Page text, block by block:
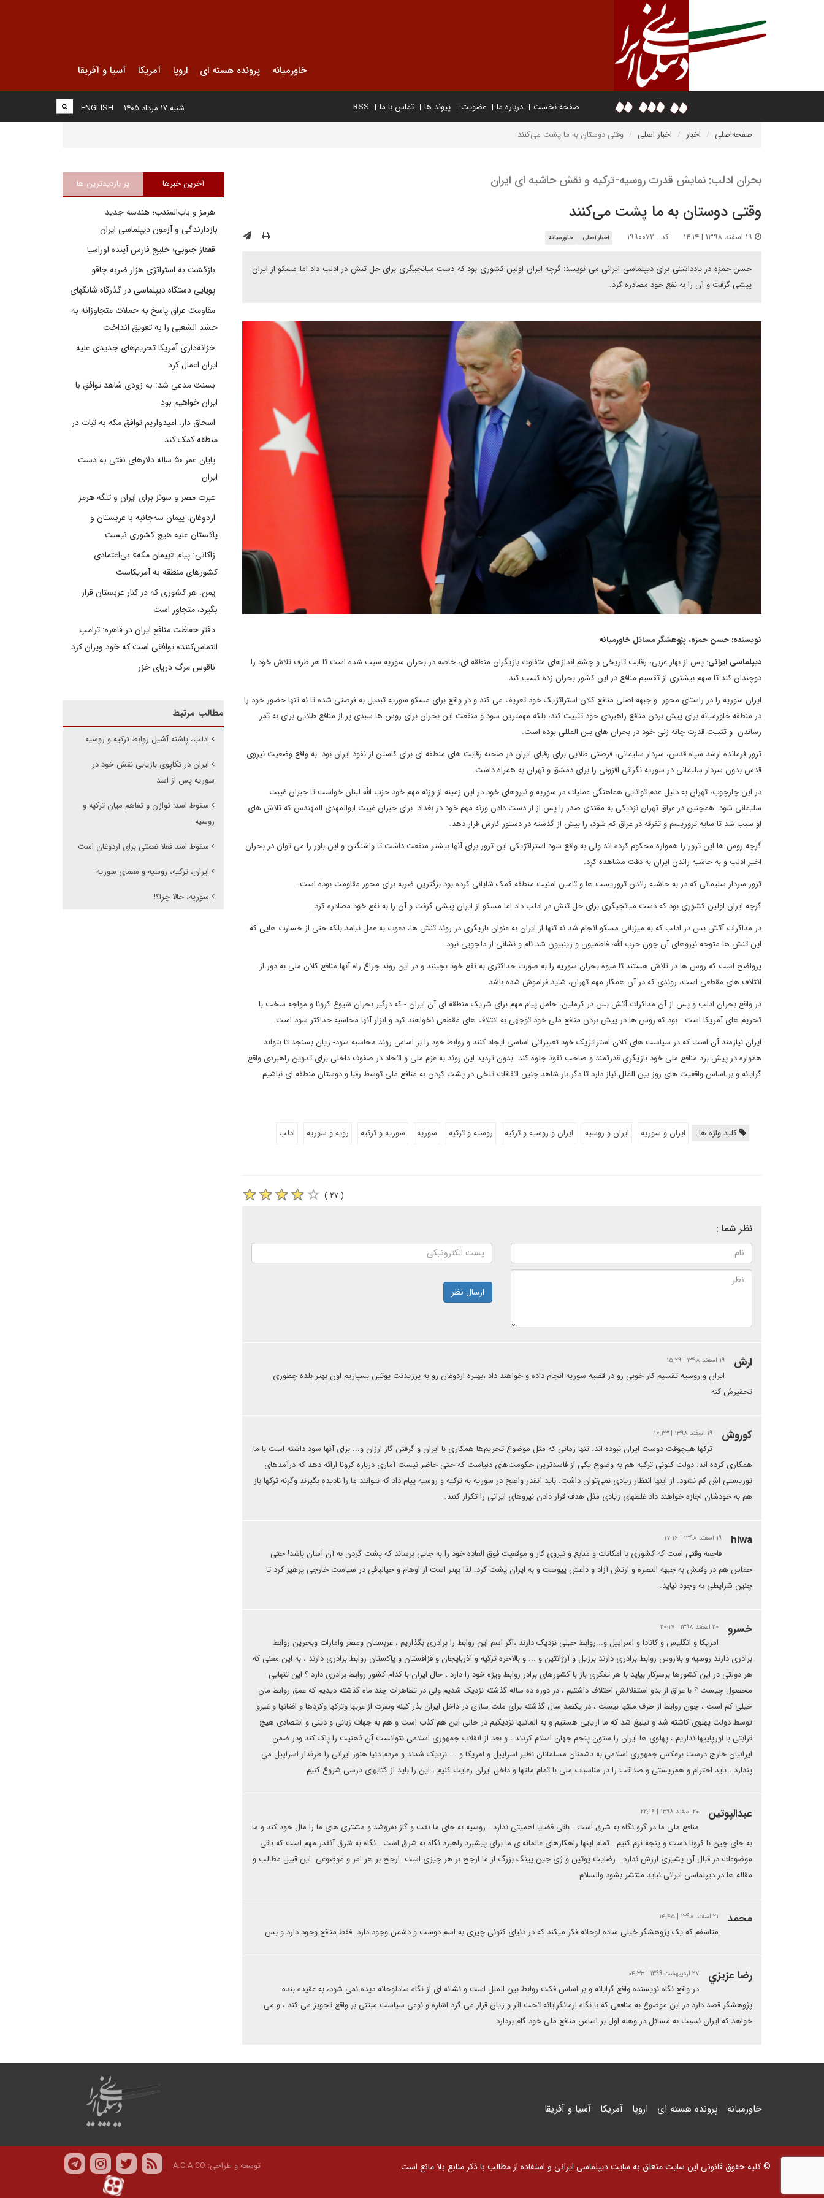
خاورمیانه پرونده هسته ای اروپا آمریکا آسیا و آفریقا
صفحه نخست درباره ما عضویت پیوند ها تماس با ما RSS
ENGLISH شنبه ۱۷ مرداد ۱۴۰۵
صفحه‌اصلی اخبار اخبار اصلی وقتی دوستان به ما پشت می‌کنند
بحران ادلب: نمایش قدرت روسیه-ترکیه و نقش حاشیه ای ایران
وقتی دوستان به ما پشت می‌کنند
کد : ۱۹۹۰۰۷۲ اخبار اصلی خاورمیانه
حسن حمزه در یادداشتی برای دیپلماسی ایرانی می نویسد: گرچه ایران اولین کشوری بود که دست میانجیگری برای حل تنش در ادلب داد اما مسکو از ایران
پیشی گرفت و آن را به نفع خود مصادره کرد.
نویسنده: حسن حمزه، پژوهشگر مسائل خاورمیانه
دیپلماسی ایرانی: پس از بهار عربی، رقابت تاریخی و چشم اندازهای متفاوت بازیگران منطقه ای، خاصه در بحران سوریه سبب شده است تا هر طرف تلاش خود را
دوچندان کند تا سهم بیشتری از تقسیم منافع در این کشور بحران زده کسب کند.
ایران سوریه را در راستای محور و جبهه اصلی منافع کلان استراتژیک خود تعریف می کند و در واقع برای مسکو سوریه تبدیل به فرصتی شده تا نه تنها حضور خود را
در منطقه خاورمیانه برای پیش بردن منافع راهبردی خود تثبیت کند، بلکه مهمترین سود و منفعت این بحران برای روس ها سبدی پر از منافع طلایی برای به ثمر
رساندن و تثبیت قدرت چانه زنی خود در بحران های بین المللی بوده است.
ترور فرمانده ارشد سپاه قدس، سردار سلیمانی، فرصتی طلایی برای رقبای ایران در صحنه رقابت های منطقه ای برای کاستن از نفوذ ایران بود. به واقع وضعیت نیروی
قدس بدون سردار سلیمانی در سوریه نگرانی افزونی را برای دمشق و تهران به همراه داشت.
در این چارچوب، تهران به دلیل عدم توانایی هماهنگی عملیات در سوریه و نیروهای خود در این زمینه از وزنه مهم خود حزب الله لبنان خواست تا جبران غیبت
سلیمانی شود. همچنین در عراق تهران نزدیکی به مقتدی صدر را پس از از دست دادن وزنه مهم خود در بغداد برای جبران غیبت ابوالمهدی المهندس که تلاش های
او سبب شد تا سایه تروریسم و تفرقه در عراق کم شود، را بیش از گذشته در دستور کارش قرار دهد.
گرچه روس ها این ترور را همواره محکوم کرده اند ولی به واقع سود استراتژیکی این ترور برای آنها بیشتر منفعت داشت تا واشنگتن و این باور را می توان در بحران
اخیر ادلب و به حاشیه راندن ایران به دقت مشاهده کرد.
ترور سردار سلیمانی که در به حاشیه راندن تروریست ها و تامین امنیت منطقه کمک شایانی کرده بود بزگترین ضربه برای محور مقاومت بوده است.
گرچه ایران اولین کشوری بود که دست میانجیگری برای حل تنش در ادلب داد اما مسکو از ایران پیشی گرفت و آن را به نفع خود مصادره کرد.
در مذاکرات آتش بس در ادلب که به میزبانی مسکو انجام شد نه تنها از ایران به عنوان بازیگری در روند تنش ها، دعوت به عمل نیامد بلکه حتی از خسارت هایی که
این تنش ها متوجه نیروهای آن چون حزب الله، فاطمیون و زینبیون شد نام و نشانی از دلجویی نبود.
پرواضح است که روس ها در تلاش هستند تا میوه بحران سوریه را به صورت حداکثری به نفع خود بچینند و در این روند چراغ راه آنها منافع کلان ملی به دور از
ائتلاف های مقطعی است، روندی که در آن همکار مهم تهران، شاید فراموش شده باشد.
در واقع بحران ادلب و پس از آن مذاکرات آتش بس در کرملین، حامل پیام مهم برای شریک منطقه ای آن ایران - که درگیر بحران شیوع کرونا و مواجه سخت با
تحریم های آمریکا است - بود که روس ها در پیش بردن منافع ملی خود توجهی به ائتلاف های مقطعی نخواهند کرد و ابزار آنها محاسبه حداکثر سود است.
ایران نیازمند آن است که در سیاست های کلان استراتژیک خود تغییراتی اساسی ایجاد کنند و روابط خود را بر اساس روند محاسبه سود- زیان بسنجد تا بتواند
همواره در پیش برد منافع ملی خود بازیگری قدرتمند و صاحب نفوذ جلوه کند. بدون تردید این روند به عزم ملی و اتحاد در صفوف داخلی برای تدوین راهبردی واقع
گرایانه و بر اساس واقعیت های روز بین الملل نیاز دارد تا دگر بار شاهد چنین اتفاقات تلخی در پشت کردن به منافع ملی توسط رقبا و دوستان منطقه ای نباشیم.
کلید واژه ها: ایران و سوریه ایران و روسیه ایران و روسیه و ترکیه روسیه و ترکیه سوریه سوریه و ترکیه رویه و سوریه ادلب
( ۲۷ )
نظر شما :
ارسال نظر
ارش ۱۹ اسفند ۱۳۹۸ | ۱۵:۲۹
ایران و روسیه تقسیم کار خوبی رو در قضیه سوریه انجام داده و خواهند داد ،بهتره اردوغان رو به پرزیدنت پوتین بسپاریم اون بهتر بلده چطوری
تحقیرش کنه
کوروش ۱۹ اسفند ۱۳۹۸ | ۱۶:۳۳
ترکها هیچوقت دوست ایران نبوده اند. تنها زمانی که مثل موضوع تحریم‌ها همکاری با ایران و گرفتن گاز ارزان و... برای آنها سود داشته است با ما
همکاری کرده اند. دولت کنونی ترکیه هم به وضوح یکی از فاسدترین حکومت‌های دنیاست که حتی حاضر نیست آماری درباره کرونا ارائه دهد که درآمدهای
توریستی اش کم نشود. از اینها انتظار زیادی نمی‌توان داشت. باید آنقدر واضح در سوریه به ترکیه و روسیه پیام داد که نتوانند ما را نادیده بگیرند وگرنه ترکها باز
هم به خودشان اجازه خواهند داد غلطهای زیادی مثل هدف قرار دادن نیروهای ایرانی را تکرار کنند.
hiwa ۱۹ اسفند ۱۳۹۸ | ۱۷:۱۶
فاجعه وقتی است که کشوری با امکانات و منابع و نیروی کار و موقعیت فوق العاده خود را به جایی برساند که پشت گردن به آن آسان باشد! حتی
حماس هم در وقتش به جبهه النصره و ارتش آزاد و داعش پیوست و به ایران پشت کرد. لذا بهتر است از اوهام و خیالبافی در سیاست خارجی پرهیز کرد تا
چنین شرایطی به وجود نیاید.
خسرو ۲۰ اسفند ۱۳۹۸ | ۲۰:۱۷
امریکا و انگلیس و کانادا و اسراییل و...روابط خیلی نزدیک دارند ،اگر اسم این روابط را برادری بگذاریم ، عربستان ومصر وامارات وبحرین روابط
برادری دارند روسیه و بلاروس روابط برادری دارند برزیل و آرژانتین و ... و بالاخره ترکیه و آذربایجان و قزاقستان و پاکستان روابط برادری دارند ، به این معنی که
هر دولتی در این کشورها برسرکار بیاید با هر تفکری باز با کشورهای برادر روابط ویژه خود را دارد ، حال ایران با کدام کشور روابط برادری دارد ؟ این تنهایی
محصول چیست ؟ با عراق از بدو استقلالش اختلاف داشتیم ، در دوره ده ساله گذشته نزدیک شدیم ولی در تظاهرات چند ماه گذشته دیدیم که عمق روابط مان
خیلی کم است ، چون روابط از طرف ملتها نیست ، در یکصد سال گذشته برای ملت سازی در داخل ایران بذر کینه ونفرت از عربها وترکها وکردها و افغانها و غیرو
توسط دولت پهلوی کاشته شد و تبلیغ شد که ما اریایی هستیم و به المانیها نزدیکیم در حالی این هم کذب است و هم به جهات زبانی و دینی و اقتصادی هیچ
قرابتی با اورپاییها نداریم ، پهلوی ها ایران را ستون پنجم جهان اسلام کردند ، و بعد از انقلاب جمهوری اسلامی نتوانست آن ذهنیت را پاک کند ودر ضمن
ایرانیان خارج درست برعکس جمهوری اسلامی به دشمنان مسلمانان نظیر اسراییل و امریکا و ... نزدیک شدند و مردم دنیا هنوز ایرانی را طرفدار اسراییل می
پندارد ، باید احترام و همزیستی و صداقت را در مناسبات ملی با تمام ملتها و داخل ایران رعایت کنیم ، این را باید از کتابهای درسی شروع کنیم
عبدالپوتین ۲۰ اسفند ۱۳۹۸ | ۲۲:۱۶
منافع ملی ما در گرو نگاه به شرق است . باقی قضایا اهمیتی ندارد . روسیه به جای ما نفت و گاز بفروشد و مشتری های ما را مال خود کند و ما
به جای چین با کرونا دست و پنجه نرم کنیم . تمام اینها راهکارهای عالمانه ی ما برای پیشبرد راهبرد نگاه به شرق است . نگاه به شرق آنقدر مهم است که باقی
موضوعات در قبال آن پشیزی ارزش ندارد . رضایت پوتین و ژی جین پینگ بزرگ از ما ارجح بر هر چیزی است .ارجح بر هر امر و موضوعی. این قبیل مطالب و
مقاله ها در دیپلماسی ایرانی نباید منتشر بشود.والسلام
محمد ۲۱ اسفند ۱۳۹۸ | ۱۴:۴۵
متاسفم که یک پژوهشگر خیلی ساده لوحانه فکر میکند که در دنیای کنونی چیزی به اسم دوست و دشمن وجود دارد. فقط منافع وجود دارد و بس
رضا عزيزي ۲۷ اردیبهشت ۱۳۹۹ | ۰۴:۳۳
در واقع نگاه نویسنده واقع گرایانه و بر اساس فکت روابط بین الملل است و نشانه ای از نگاه سادلوحانه دیده نمی شود، به عقیده بنده
پژوهشگر قصد دارد در ابن موضوع به منافعی که با نگاه ارمانگرایانه تحت اثر و زیان قرار می گرد اشاره و نوعی سیاست مبتنی بر واقع تجویز می کند.، و می
خواهد که ایران نسبت به مسائل در وهله اول بر اساس منافع ملی خود گام بردارد
آخرین خبرها پر بازدیدترین ها
هرمز و باب‌المندب؛ هندسه جدید
بازدارندگی و آزمون دیپلماسی ایران
قفقاز جنوبی؛ خلیج فارسِ آینده اوراسیا
بازگشت به استراتژی هزار ضربه چاقو
پویایی دستگاه دیپلماسی در گذرگاه شانگهای
مقاومت عراق پاسخ به حملات متجاوزانه به
حشد الشعبی را به تعویق انداخت
خزانه‌داری آمریکا تحریم‌های جدیدی علیه
ایران اعمال کرد
بسنت مدعی شد: به زودی شاهد توافق با
ایران خواهیم بود
اسحاق دار: امیدواریم توافق مکه به ثبات در
منطقه کمک کند
پایان عمر ۵۰ ساله دلارهای نفتی به دست
ایران
عبرت مصر و سوئز برای ایران و تنگه هرمز
اردوغان: پیمان سه‌جانبه با عربستان و
پاکستان علیه هیچ کشوری نیست
زاکانی: پیام «پیمان مکه» بی‌اعتمادی
کشورهای منطقه به آمریکاست
یمن: هر کشوری که در کنار عربستان قرار
بگیرد، متجاوز است
دفتر حفاظت منافع ایران در قاهره: ترامپ
التماس‌کننده توافقی است که خود ویران کرد
ناقوس مرگ دریای خزر
مطالب مرتبط
ادلب، پاشنه آشیل روابط ترکیه و روسیه
ایران در تکاپوی بازیابی نقش خود در
سوریه پس از اسد
سقوط اسد: توازن و تفاهم میان ترکیه و
روسیه
سقوط اسد فعلا نعمتی برای اردوغان است
ایران، ترکیه، روسیه و معمای سوریه
سوریه، حالا چرا؟!
خاورمیانه پرونده هسته ای اروپا آمریکا آسیا و آفریقا
© کلیه حقوق قانونی این سایت متعلق به سایت دیپلماسی ایرانی و استفاده از مطالب با ذکر منابع بلا مانع است. توسعه و طراحی: A.C.A CO